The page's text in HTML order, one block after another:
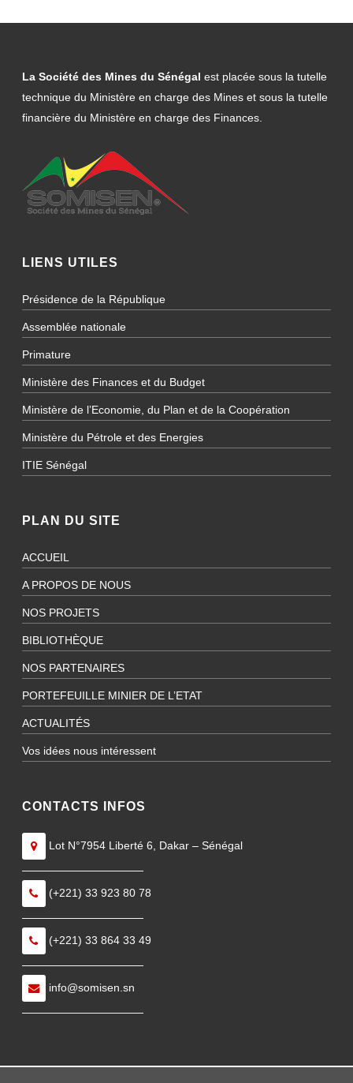
La Société des Mines du Sénégal est placée sous la tutelle
technique du Ministère en charge des Mines et sous la tutelle
financière du Ministère en charge des Finances.
LIENS UTILES
Présidence de la République
Assemblée nationale
Primature
Ministère des Finances et du Budget
Ministère de l’Economie, du Plan et de la Coopération
Ministère du Pétrole et des Energies
ITIE Sénégal
PLAN DU SITE
ACCUEIL
A PROPOS DE NOUS
NOS PROJETS
BIBLIOTHÈQUE
NOS PARTENAIRES
PORTEFEUILLE MINIER DE L’ETAT
ACTUALITÉS
Vos idées nous intéressent
CONTACTS INFOS
Lot N°7954 Liberté 6, Dakar – Sénégal
———————————
(+221) 33 923 80 78
———————————
(+221) 33 864 33 49
———————————
info@somisen.sn
———————————